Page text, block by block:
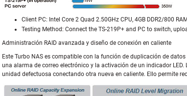
Client PC: Intel Core 2 Quad 2.50GHz CPU, 4GB DDR2/800
Testing Method: Connect the TS-219P+ and PC to switch,
Administración RAID avanzada y diseño de conexión en caliente
Este Turbo NAS es compatible con la función de duplicación de
una alarma de correo electrónico y la activación de un indicador
unidad defectuosa conectando otra nueva en caliente. Ello permite